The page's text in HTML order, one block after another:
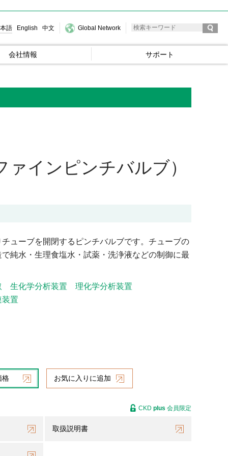
語 English 中文 Global Network
会社情報 サポート
インピンチバルブ）
ューブを開閉するピンチバルブです。チューブの
純水・生理食塩水・試薬・洗浄液などの制御に最
生化学分析装置
理化学分析装置
装置
格 お気に入りに追加
取扱説明書
CKD plus 会員限定